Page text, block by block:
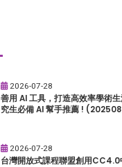
2026-07-28
善用 AI 工具，打造高效率學術
究生必備 AI 幫手推薦 !
2026-07-28
台灣開放式課程聯盟創用CC4.0